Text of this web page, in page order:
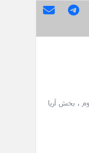
، بخش آریا